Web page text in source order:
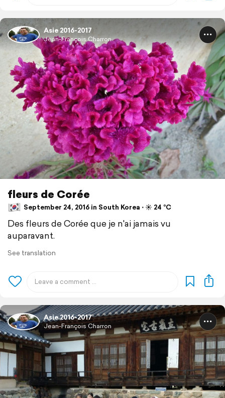
Asie 2016-2017
Jean-François Charron
fleurs de Corée
September 24, 2016 in South Korea ⋅ ☀️ 24 °C
Des fleurs de Corée que je n'ai jamais vu
auparavant.
See translation
Asie 2016-2017
Jean-François Charron